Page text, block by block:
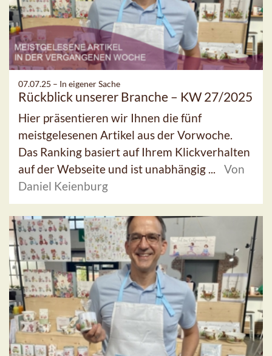
07.07.25 – In eigener Sache
Rückblick unserer Branche – KW 27/2025
Hier präsentieren wir Ihnen die fünf
meistgelesenen Artikel aus der Vorwoche.
Das Ranking basiert auf Ihrem Klickverhalten
auf der Webseite und ist unabhängig ...
Von
Daniel Keienburg